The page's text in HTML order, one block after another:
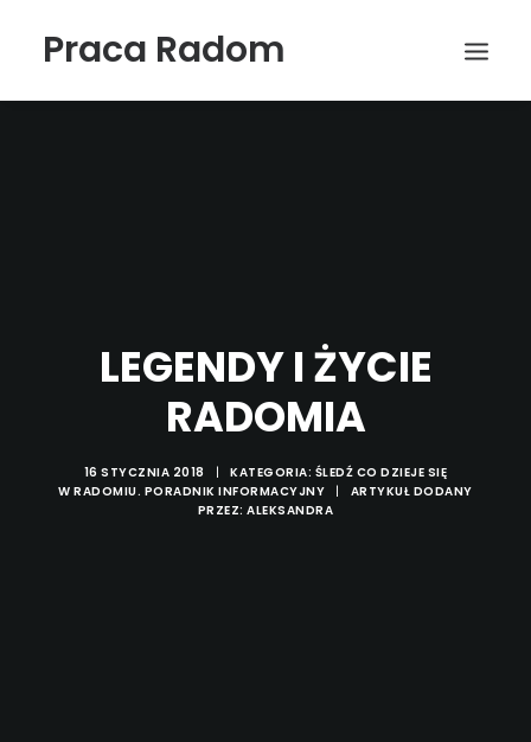
Praca Radom
Wyszukiwanie
LEGENDY I ŻYCIE
RADOMIA
16 STYCZNIA 2018 | KATEGORIA: ŚLEDŹ CO DZIEJE SIĘ
W RADOMIU. PORADNIK INFORMACYJNY
|
ARTYKUŁ DODANY
PRZEZ:ALEKSANDRA